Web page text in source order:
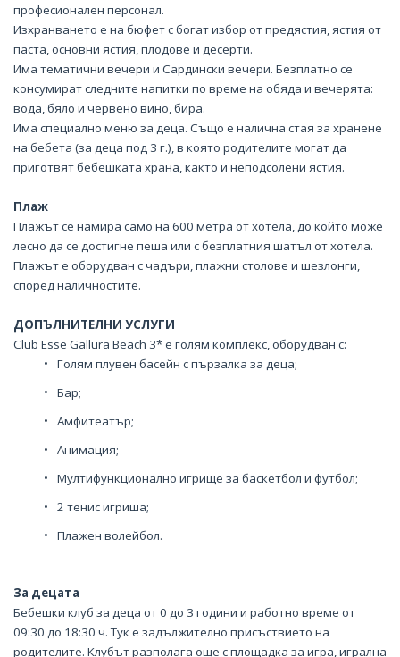
професионален персонал.
Изхранването е на бюфет с богат избор от предястия, ястия от
паста, основни ястия, плодове и десерти.
Има тематични вечери и Сардински вечери. Безплатно се
консумират следните напитки по време на обяда и вечерята:
вода, бяло и червено вино, бира.
Има специално меню за деца. Също е налична стая за хранене
на бебета (за деца под 3 г.), в която родителите могат да
приготвят бебешката храна, както и неподсолени ястия.
Плаж
Плажът се намира само на 600 метра от хотела, до който може
лесно да се достигне пеша или с безплатния шатъл от хотела.
Плажът е оборудван с чадъри, плажни столове и шезлонги,
според наличностите.
ДОПЪЛНИТЕЛНИ УСЛУГИ
Club Esse Gallura Beach 3* е голям комплекс, оборудван с:
Голям плувен басейн с пързалка за деца;
Бар;
Амфитеатър;
Анимация;
Мултифункционално игрище за баскетбол и футбол;
2 тенис игриша;
Плажен волейбол.
За децата
Бебешки клуб за деца от 0 до 3 години и работно време от
09:30 до 18:30 ч. Тук е задължително присъствието на
родителите. Клубът разполага още с площадка за игра, игрална